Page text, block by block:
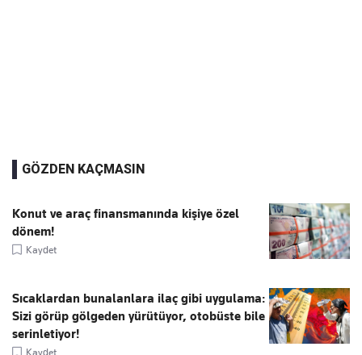
GÖZDEN KAÇMASIN
Konut ve araç finansmanında kişiye özel
dönem!
Kaydet
Sıcaklardan bunalanlara ilaç gibi uygulama:
Sizi görüp gölgeden yürütüyor, otobüste bile
serinletiyor!
Kaydet